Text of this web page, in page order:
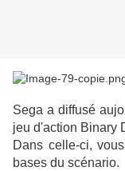
Sega a diffusé
jeu d'action Binary
Dans celle-ci,
bases du scénario.